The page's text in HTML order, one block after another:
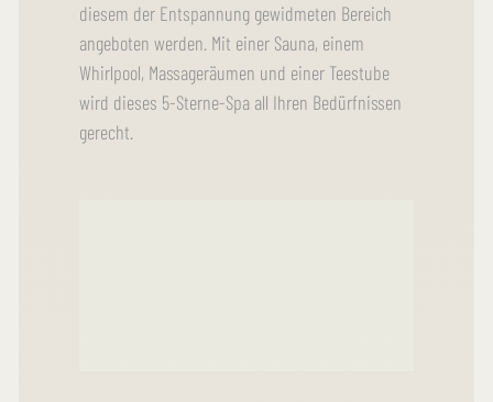
diesem der Entspannung gewidmeten Bereich
angeboten werden. Mit einer Sauna, einem
Whirlpool, Massageräumen und einer Teestube
wird dieses 5-Sterne-Spa all Ihren Bedürfnissen
gerecht.